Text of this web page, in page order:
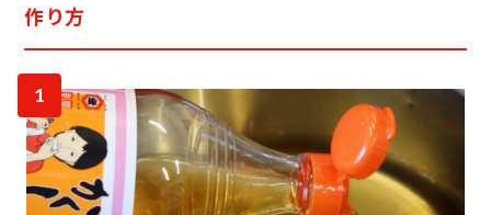
作り方
1